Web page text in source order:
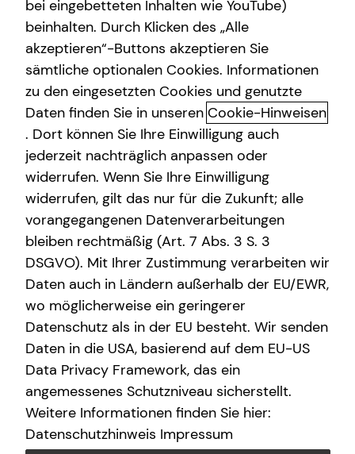
Adresse
Hausnummer
Postleitzahl
Telefonnummer
E-Mail
Nachricht
bei eingebetteten Inhalten wie YouTube)
beinhalten. Durch Klicken des „Alle
akzeptieren“-Buttons akzeptieren Sie
sämtliche optionalen Cookies. Informationen
zu den eingesetzten Cookies und genutzte
Daten finden Sie in unseren Cookie-Hinweisen
. Dort können Sie Ihre Einwilligung auch
jederzeit nachträglich anpassen oder
widerrufen. Wenn Sie Ihre Einwilligung
widerrufen, gilt das nur für die Zukunft; alle
vorangegangenen Datenverarbeitungen
bleiben rechtmäßig (Art. 7 Abs. 3 S. 3
DSGVO). Mit Ihrer Zustimmung verarbeiten wir
Daten auch in Ländern außerhalb der EU/EWR,
wo möglicherweise ein geringerer
Datenschutz als in der EU besteht. Wir senden
Daten in die USA, basierend auf dem EU-US
Data Privacy Framework, das ein
angemessenes Schutzniveau sicherstellt.
Weitere Informationen finden Sie hier:
Datenschutzhinweis Impressum